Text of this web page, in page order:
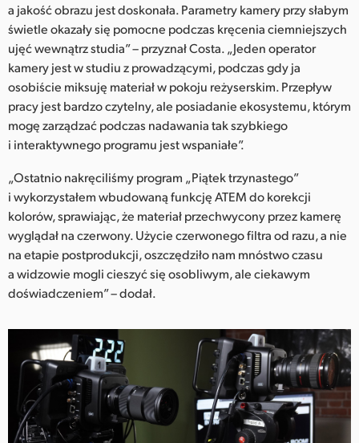
a jakość obrazu jest doskonała. Parametry kamery przy słabym
świetle okazały się pomocne podczas kręcenia ciemniejszych
ujęć wewnątrz studia” – przyznał Costa. „Jeden operator
kamery jest w studiu z prowadzącymi, podczas gdy ja
osobiście miksuję materiał w pokoju reżyserskim. Przepływ
pracy jest bardzo czytelny, ale posiadanie ekosystemu, którym
mogę zarządzać podczas nadawania tak szybkiego
i interaktywnego programu jest wspaniałe”.
„Ostatnio nakręciliśmy program „Piątek trzynastego”
i wykorzystałem wbudowaną funkcję ATEM do korekcji
kolorów, sprawiając, że materiał przechwycony przez kamerę
wyglądał na czerwony. Użycie czerwonego filtra od razu, a nie
na etapie postprodukcji, oszczędziło nam mnóstwo czasu
a widzowie mogli cieszyć się osobliwym, ale ciekawym
doświadczeniem” – dodał.